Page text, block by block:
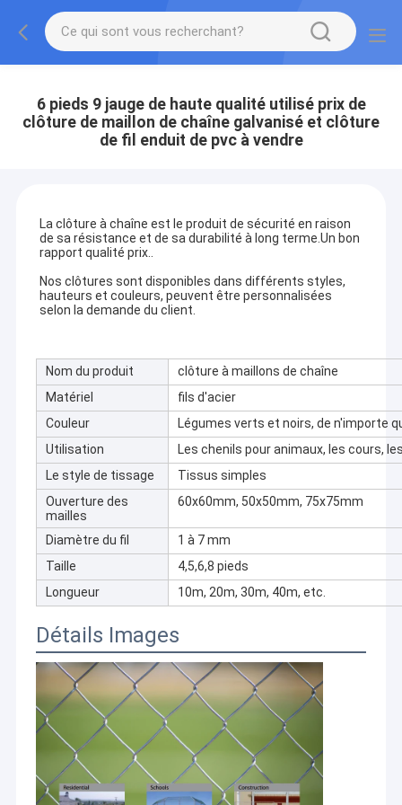
6 pieds 9 jauge de haute qualité utilisé prix de
clôture de maillon de chaîne galvanisé et clôture
de fil enduit de pvc à vendre
La clôture à chaîne est le produit de sécurité en raison
de sa résistance et de sa durabilité à long terme.Un bon
rapport qualité prix..
Nos clôtures sont disponibles dans différents styles,
hauteurs et couleurs, peuvent être personnalisées
selon la demande du client.
Nom du produit
clôture à maillons de chaîne
Matériel
fils d'acier
Couleur
Légumes verts et noirs, de n'importe
Utilisation
Les chenils pour animaux, les cours,
Le style de tissage
Tissus simples
Ouverture des
mailles
60x60mm, 50x50mm, 75x75mm
Diamètre du fil
1 à 7 mm
Taille
4,5,6,8 pieds
Longueur
10m, 20m, 30m, 40m, etc.
Détails Images